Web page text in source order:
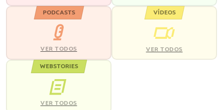
PODCASTS
VER TODOS
VÍDEOS
VER TODOS
WEBSTORIES
VER TODOS